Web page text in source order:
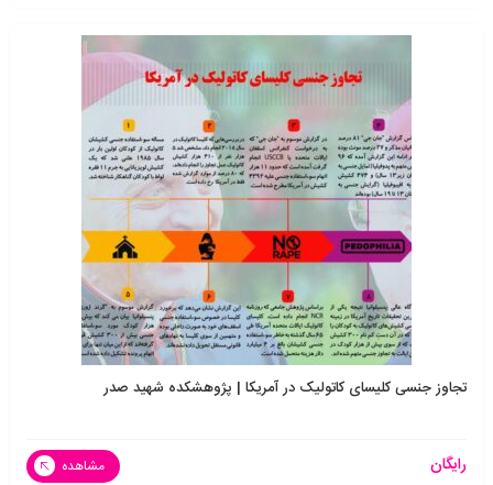
تجاوز جنسی کلیسای کاتولیک در آمریکا | پژوهشکده شهید صدر
رایگان مشاهده